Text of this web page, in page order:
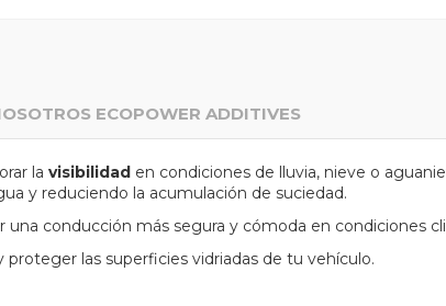
ECOPOWER ADDITIVES
la visibilidad en condiciones de lluvia, nieve o
y reduciendo la acumulación de suciedad.
conducción más segura y cómoda en condiciones
las superficies vidriadas de tu vehículo.